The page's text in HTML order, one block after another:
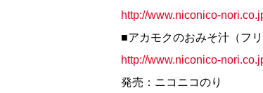
http://www.niconico-
■アカモクのおみそ汁 （フ
http://www.niconico-
発売：ニコニコのり